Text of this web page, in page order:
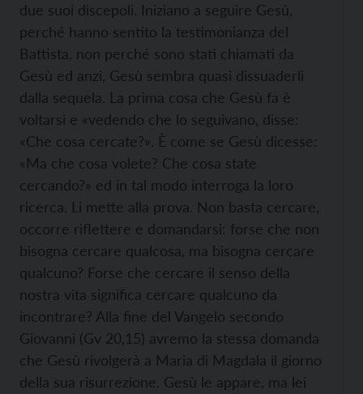
due suoi discepoli. Iniziano a seguire Gesù,
perché hanno sentito la testimonianza del
Battista, non perché sono stati chiamati da
Gesù ed anzi, Gesù sembra quasi dissuaderli
dalla sequela. La prima cosa che Gesù fa è
voltarsi e «vedendo che lo seguivano, disse:
«Che cosa cercate?». È come se Gesù dicesse:
«Ma che cosa volete? Che cosa state
cercando?» ed in tal modo interroga la loro
ricerca. Li mette alla prova. Non basta cercare,
occorre riflettere e domandarsi: forse che non
bisogna cercare qualcosa, ma bisogna cercare
qualcuno? Forse che cercare il senso della
nostra vita significa cercare qualcuno da
incontrare? Alla fine del Vangelo secondo
Giovanni (Gv 20,15) avremo la stessa domanda
che Gesù rivolgerà a Maria di Magdala il giorno
della sua risurrezione. Gesù le appare, ma lei